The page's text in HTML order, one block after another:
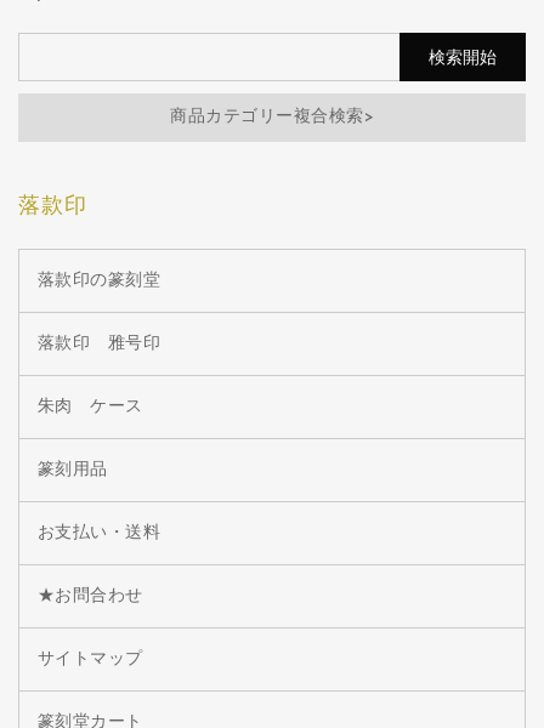
商品カテゴリー複合検索>
落款印
落款印の篆刻堂
落款印 雅号印
朱肉 ケース
篆刻用品
お支払い・送料
★お問合わせ
サイトマップ
篆刻堂カート